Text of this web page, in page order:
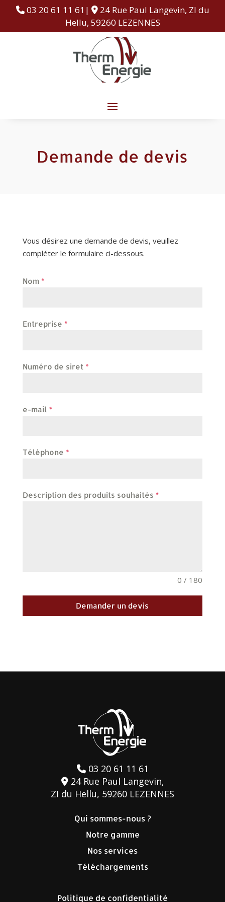
03 20 61 11 61|
24 Rue Paul Langevin, ZI du
Hellu, 59260 LEZENNES
Demande de devis
Vous désirez une demande de devis, veuillez
compléter le formulaire ci-dessous.
Nom *
Entreprise *
Numéro de siret *
e-mail *
Téléphone *
Description des produits souhaités *
0 / 180
Demander un devis
03 20 61 11 61
24 Rue Paul Langevin,
ZI du Hellu, 59260 LEZENNES
Qui sommes-nous ?
Notre gamme
Nos services
Téléchargements
Politique de confidentialité